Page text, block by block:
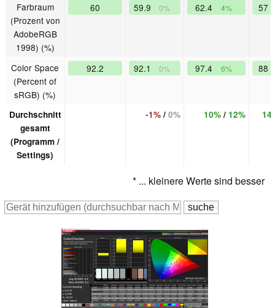
Farbraum
(Prozent von
AdobeRGB
1998) (%)
60 59.9 0% 62.4 4% 57
Color Space
(Percent of
sRGB) (%)
92.2 92.1 0% 97.4 6% 88
Durchschnitt
gesamt
(Programm /
Settings)
-1%/ 0% 10%/ 12%
* ... kleinere Werte sind besser